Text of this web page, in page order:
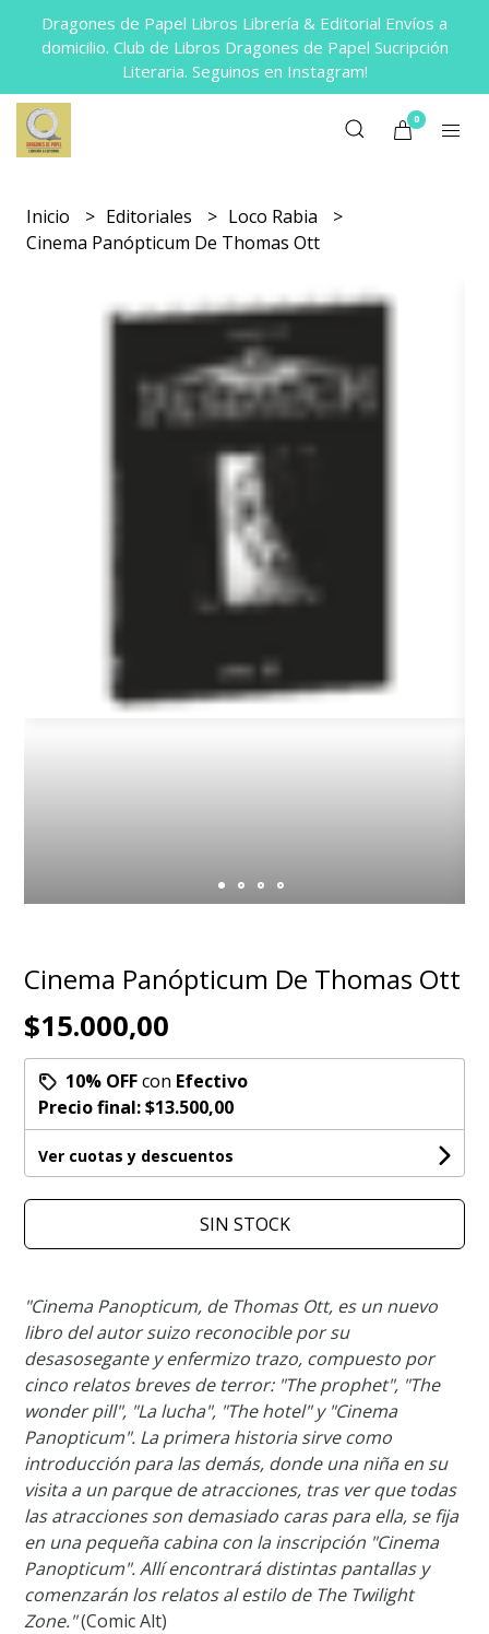
Dragones de Papel Libros Librería & Editorial Envíos a
domicilio. Club de Libros Dragones de Papel Sucripción
Literaria. Seguinos en Instagram!
0
Inicio Editoriales
Loco Rabia
Cinema Panópticum De Thomas Ott
Cinema Panópticum De Thomas Ott
$15.000,00
10% OFFcon Efectivo
Precio final:$13.500,00
Ver cuotas y descuentos
SIN STOCK
"Cinema Panopticum, de Thomas Ott, es un nuevo
libro del autor suizo reconocible por su
desasosegante y enfermizo trazo, compuesto por
cinco relatos breves de terror: "The prophet", "The
wonder pill", "La lucha", "The hotel" y "Cinema
Panopticum". La primera historia sirve como
introducción para las demás, donde una niña en su
visita a un parque de atracciones, tras ver que todas
las atracciones son demasiado caras para ella, se fija
en una pequeña cabina con la inscripción "Cinema
Panopticum". Allí encontrará distintas pantallas y
comenzarán los relatos al estilo de The Twilight
Zone."(Comic Alt)